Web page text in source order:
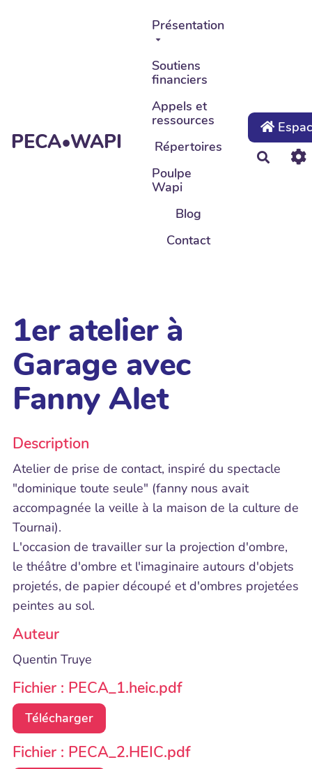
Aller au contenu principal
PECA•WAPI
Présentation
Soutiens
financiers
Appels et
ressources
Répertoires
Poulpe
Wapi
Blog
Contact
1er atelier à
Garage avec
Fanny Alet
Description
Atelier de prise de contact, inspiré du spectacle
"dominique toute seule" (fanny nous avait
accompagnée la veille à la maison de la culture de
Tournai).
L'occasion de travailler sur la projection d'ombre,
le théâtre d'ombre et l'imaginaire autours d'objets
projetés, de papier découpé et d'ombres projetées
peintes au sol.
Auteur
Quentin Truye
Fichier : PECA_1.heic.pdf
Télécharger
Fichier : PECA_2.HEIC.pdf